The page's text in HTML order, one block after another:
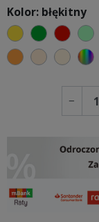
Kolor: błękitny
żółtyzielony
pomarańczowy
ciepłyecru
−